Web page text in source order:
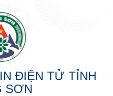
ĐIỆN TỬ TỈNH
SƠN